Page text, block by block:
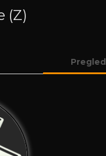
(Z)
Pregled